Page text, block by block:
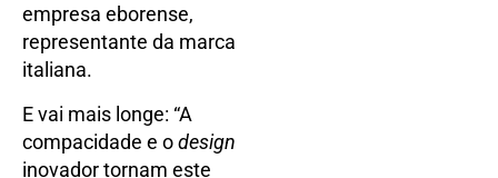
empresa eborense,
representante da marca
italiana.
E vai mais longe: “A
compacidade e odesign
inovador tornam este